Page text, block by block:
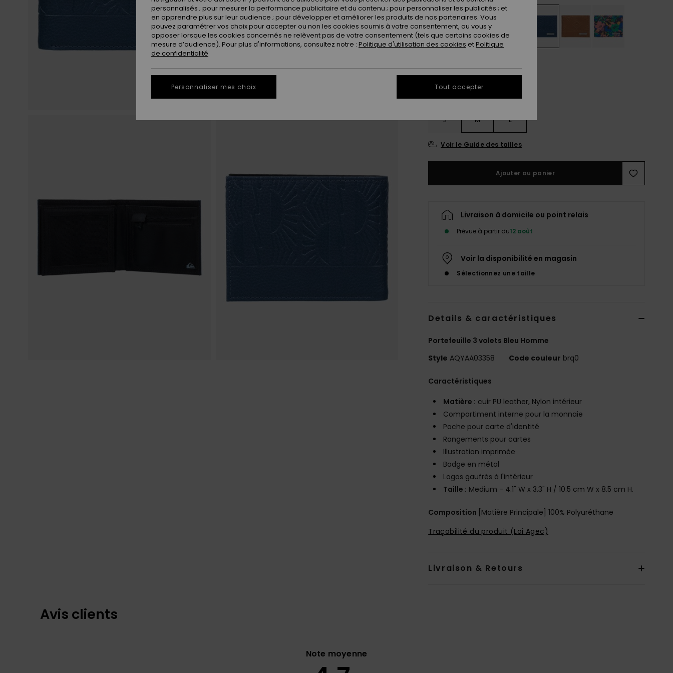
S M L
Voir le Guide des tailles
Ajouter au panier
Livraison à domicile ou point relais
Prévue à partir du12 août
Voir la disponibilité en magasin
Sélectionnez une taille
Details & caractéristiques
Portefeuille 3 volets Bleu Homme
Style AQYAA03358 Code couleur brq0
Caractéristiques
Matière : cuir PU leather, Nylon intérieur
Compartiment interne pour la monnaie
Poche pour carte d'identité
Rangements pour cartes
Illustration imprimée
Badge en métal
Logos gaufrés à l'intérieur
Taille : Medium - 4.1" W x 3.3" H / 10.5 cm W x 8.5 cm H.
Composition [Matière Principale] 100% Polyuréthane
Traçabilité du produit (Loi Agec)
Livraison & Retours
Avis clients
Note moyenne
personnalisés ; pour mesurer la performance publicitaire et du contenu ; pour personnaliser les publicités ; et
en apprendre plus sur leur audience ; pour développer et améliorer les produits de nos partenaires. Vous
pouvez paramétrer vos choix pour accepter ou non les cookies soumis à votre consentement, ou vous y
opposer lorsque les cookies concernés ne relèvent pas de votre consentement (tels que certains cookies de
mesure d’audience). Pour plus d'informations, consultez notre : Politique d'utilisation des cookies etPolitique
de confidentialité
Personnaliser mes choix Tout accepter